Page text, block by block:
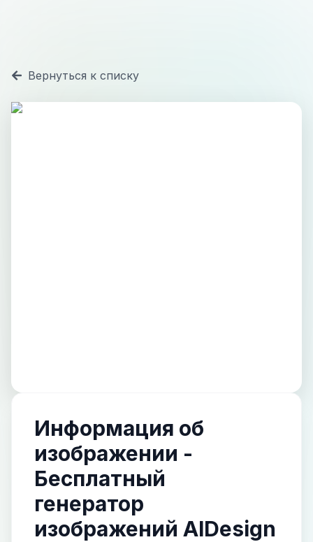
Вернуться к списку
Информация об
изображении -
Бесплатный
генератор
изображений AIDesign